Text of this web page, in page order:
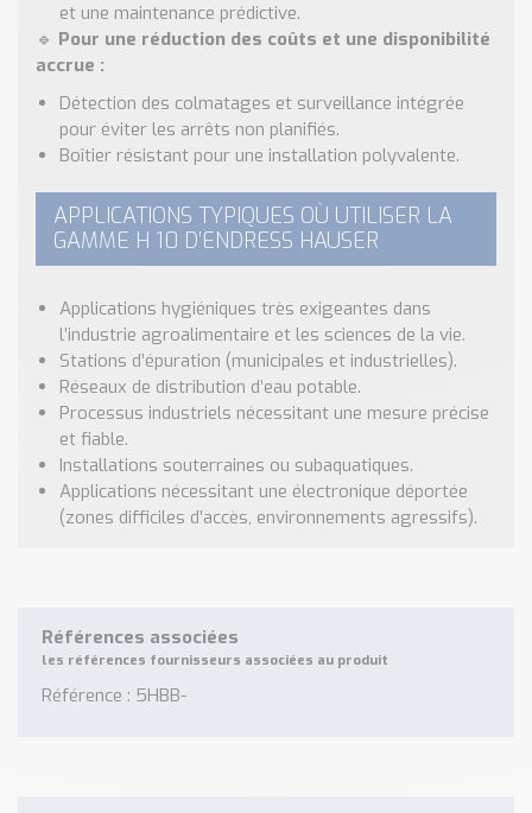
et une maintenance prédictive.
🔹 Pour une réduction des coûts et une disponibilité
accrue :
Détection des colmatages et surveillance intégrée
pour éviter les arrêts non planifiés.
Boîtier résistant pour une installation polyvalente.
APPLICATIONS TYPIQUES OÙ UTILISER LA
GAMME H 10 D’ENDRESS HAUSER
Applications hygiéniques très exigeantes dans
l’industrie agroalimentaire et les sciences de la vie.
Stations d’épuration (municipales et industrielles).
Réseaux de distribution d’eau potable.
Processus industriels nécessitant une mesure précise
et fiable.
Installations souterraines ou subaquatiques.
Applications nécessitant une électronique déportée
(zones difficiles d’accès, environnements agressifs).
Références associées
les références fournisseurs associées au produit
Référence : 5HBB-